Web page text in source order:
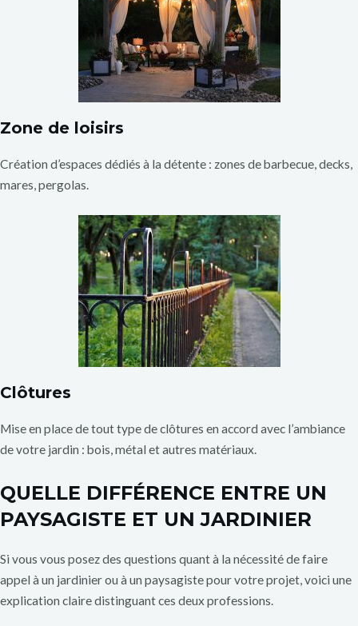
Zone de loisirs
Création d’espaces dédiés à la détente : zones de barbecue, decks,
mares, pergolas.
Clôtures
Mise en place de tout type de clôtures en accord avec l’ambiance
de votre jardin : bois, métal et autres matériaux.
QUELLE DIFFÉRENCE ENTRE UN
PAYSAGISTE ET UN JARDINIER
Si vous vous posez des questions quant à la nécessité de faire
appel à un jardinier ou à un paysagiste pour votre projet, voici une
explication claire distinguant ces deux professions.